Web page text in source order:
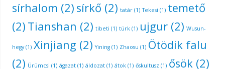
sírhalom (2) sírkő (2) tatár(1) Tekesi (1) temető
(2) Tianshan (2) tibeti (1) türk(1) ujgur(2) Wusun-
hegy(1) Xinjiang (2) Yining(1) Zhaosu (1) Ötödik falu
(2) Ürümcsi (1) ágazat(1) áldozat(1) átok(1) őskultusz (1) ősök(2)